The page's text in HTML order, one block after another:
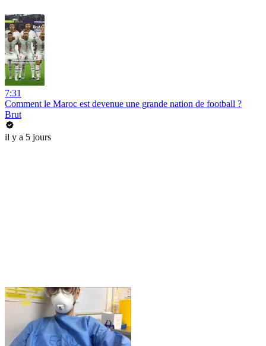
7:31
Comment le Maroc est devenue une grande nation de football ?
Brut
il y a 5 jours